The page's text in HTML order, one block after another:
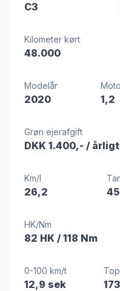
C3
Kilometer kørt
48.000
Modelår
2020 1,2
Grøn ejerafgift
DKK 1.400,- / årligt
Km/l
26,2
HK/Nm
82 HK / 118 Nm
0-100 km/t
12,9 sek